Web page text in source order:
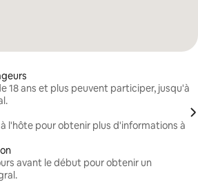
18 ans et plus peuvent participer, jusqu'à
l'hôte pour obtenir plus d'informations à
avant le début pour obtenir un